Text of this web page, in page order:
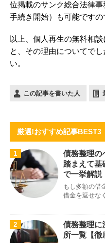
位掲載のサンク総合法律
手続き開始）も可能ですの
以上、個人再生の無料相
と、その理由についてで
い。
この記事を書いた人
厳選!おすすめ記事BEST3
1
債務整理の
踏まえて基
で一挙解説
もし多額の借
借金を返せな
2
債務整理に
所一覧【徹